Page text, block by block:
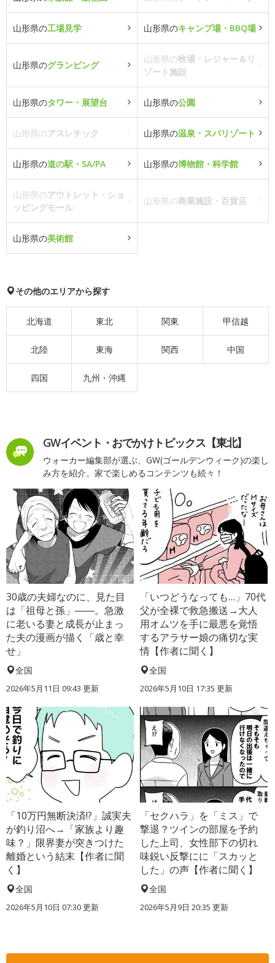
山形県の工場見学 山形県のキャンプ場・BBQ場
山形県のグランピング
山形県の牧場・レジャー＆リ
ゾート施設
山形県のタワー・展望台 山形県の公園
山形県のアスレチック 山形県の温泉・スパリゾート
山形県の道の駅・SA/PA 山形県の博物館・科学館
山形県のアウトレット・ショ
ッピングモール
山形県の商業施設・百貨店
山形県の美術館
その他のエリアから探す
北海道 東北 関東 甲信越
北陸 東海 関西 中国
四国 九州・沖縄
GWイベント・おでかけトピックス【東北】
ウォーカー編集部が選ぶ、GW(ゴールデンウィーク)の楽し
み方を紹介。家で楽しめるコンテンツも続々！
30歳の夫婦なのに、見た目
は「祖母と孫」――。急激
に老いる妻と成長が止まっ
た夫の漫画が描く「歳と幸
せ」
全国
2026年5月11日 09:43 更新
「いつどうなっても…」70代
父が全裸で救急搬送→大人
用オムツを手に最悪を覚悟
するアラサー娘の痛切な実
情【作者に聞く】
全国
2026年5月10日 17:35 更新
「10万円無断決済!?」誠実夫
が釣り沼へ→「家族より趣
味？」限界妻が突きつけた
離婚という結末【作者に聞
く】
全国
2026年5月10日 07:30 更新
「セクハラ」を「ミス」で
撃退？ツインの部屋を予約
した上司、女性部下の切れ
味鋭い反撃にに「スカッと
した」の声【作者に聞く】
全国
2026年5月9日 20:35 更新